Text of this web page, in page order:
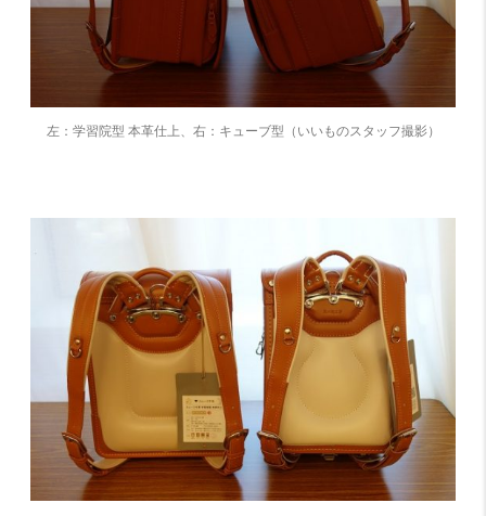
左：学習院型 本革仕上、右：キューブ型（いいものスタッフ撮影）